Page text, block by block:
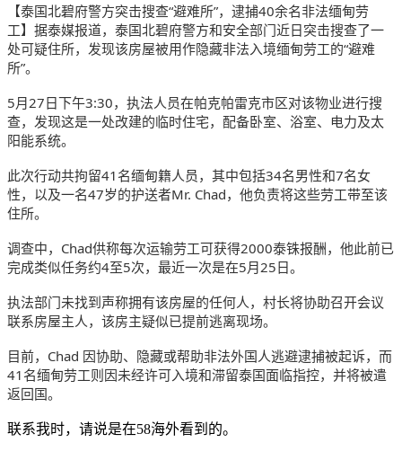
【泰国北碧府警方突击搜查“避难所”，逮捕40余名非法缅甸劳
工】据泰媒报道，泰国北碧府警方和安全部门近日突击搜查了一
处可疑住所，发现该房屋被用作隐藏非法入境缅甸劳工的“避难
所”。
5月27日下午3:30，执法人员在帕克帕雷克市区对该物业进行搜
查，发现这是一处改建的临时住宅，配备卧室、浴室、电力及太
阳能系统。
此次行动共拘留41名缅甸籍人员，其中包括34名男性和7名女
性，以及一名47岁的护送者Mr. Chad，他负责将这些劳工带至该
住所。
调查中，Chad供称每次运输劳工可获得2000泰铢报酬，他此前已
完成类似任务约4至5次，最近一次是在5月25日。
执法部门未找到声称拥有该房屋的任何人，村长将协助召开会议
联系房屋主人，该房主疑似已提前逃离现场。
目前，Chad 因协助、隐藏或帮助非法外国人逃避逮捕被起诉，而
41名缅甸劳工则因未经许可入境和滞留泰国面临指控，并将被遣
返回国。
联系我时，请说是在58海外看到的。